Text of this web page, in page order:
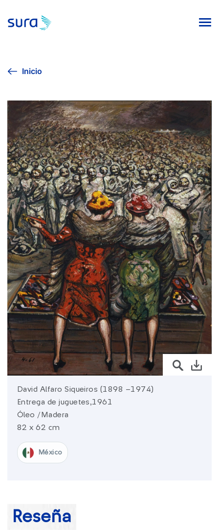
AGENDA CULTURAL
EXPOSICIÓN SURA 2024
COLECCIÓN DE ARTE
PUBLICACIONES EDITORIALES
Línea ética
Contacto
sura.com
Más deSURA
SURA en: Latinoamérica
Inicio
David Alfaro Siqueiros (1898 –1974)
Entrega de juguetes,1961
Óleo /Madera
82 x 62 cm
México​
Reseña